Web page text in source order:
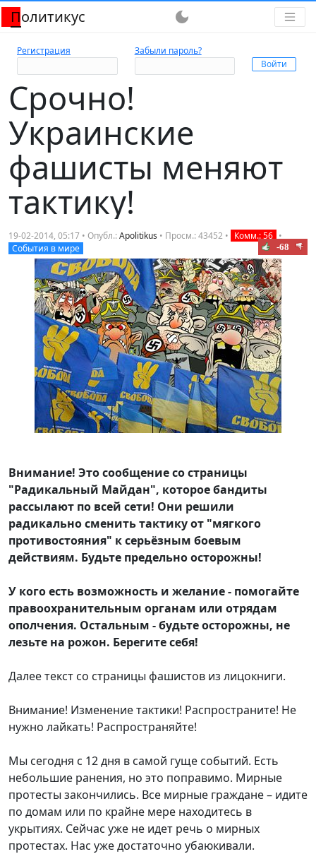
Политикус dark_mode
Регистрация Забыли пароль?
Срочно!
Украинские
фашисты меняют
тактику!
19-02-2014, 05:17 • Опубл.:Apolitikus • Просм.: 43452 • Комм.: 56 •
События в мире
-68
Внимание! Это сообщение со страницы
"Радикальный Майдан", которое бандиты
рассылают по всей сети! Они решили
радикально сменить тактику от "мягкого
противостояния" к серьёзным боевым
действиям. Будьте предельно осторожны!
У кого есть возможность и желание - помогайте
правоохранительным органам или отрядам
ополчения. Остальным - будьте осторожны, не
лезьте на рожон. Берегите себя!
Далее текст со страницы фашистов из лицокниги.
Внимание! Изменение тактики! Распространите! Не
нужно лайкать! Распространяйте!
Мы сегодня с 12 дня в самой гуще событий. Есть
небольшие ранения, но это поправимо. Мирные
протесты закончились. Все мирные граждане – идите
по домам или по крайне мере находитесь в
укрытиях. Сейчас уже не идет речь о мирных
протестах. Нас уже достаточно убаюкивали.